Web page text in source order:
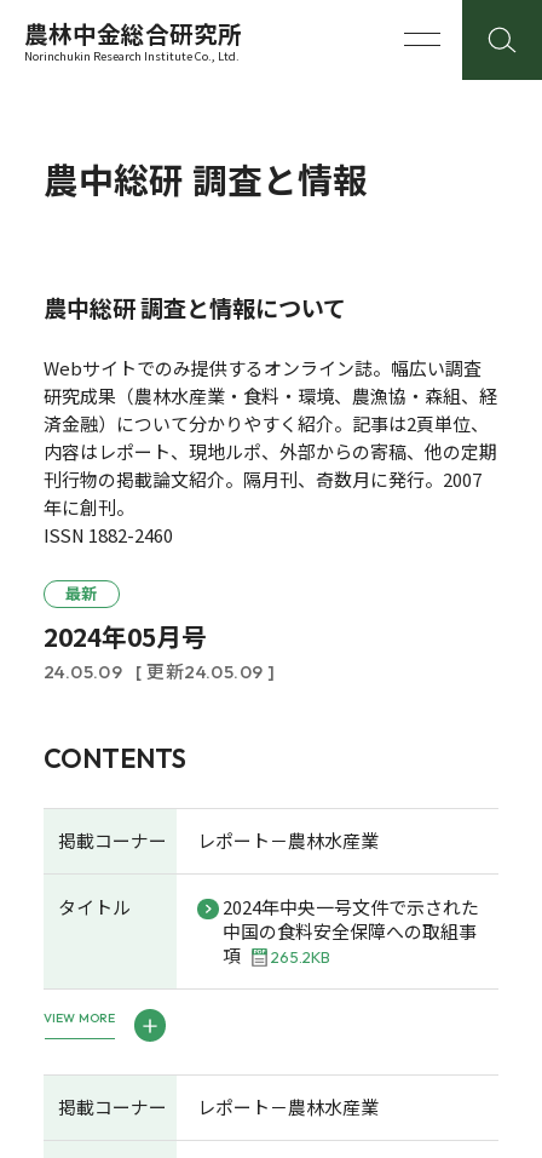
農林中金総合研究所
Norinchukin Research Institute Co., Ltd.
農中総研 調査と情報
農中総研 調査と情報について
Webサイトでのみ提供するオンライン誌。幅広い調査
研究成果（農林水産業・食料・環境、農漁協・森組、経
済金融）について分かりやすく紹介。記事は2頁単位、
内容はレポート、現地ルポ、外部からの寄稿、他の定期
刊行物の掲載論文紹介。隔月刊、奇数月に発行。2007
年に創刊。
ISSN 1882-2460
最新
2024年05月号
24.05.09 [ 更新24.05.09 ]
CONTENTS
掲載コーナー レポート－農林水産業
タイトル
2024年中央一号文件で示された
中国の食料安全保障への取組事
項
265.2KB
VIEW MORE
掲載コーナー レポート－農林水産業